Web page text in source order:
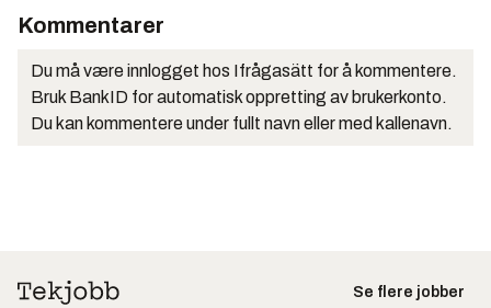
Kommentarer
Du må være innlogget hos Ifrågasätt for å kommentere.
Bruk BankID for automatisk oppretting av brukerkonto.
Du kan kommentere under fullt navn eller med kallenavn.
Se flere jobber